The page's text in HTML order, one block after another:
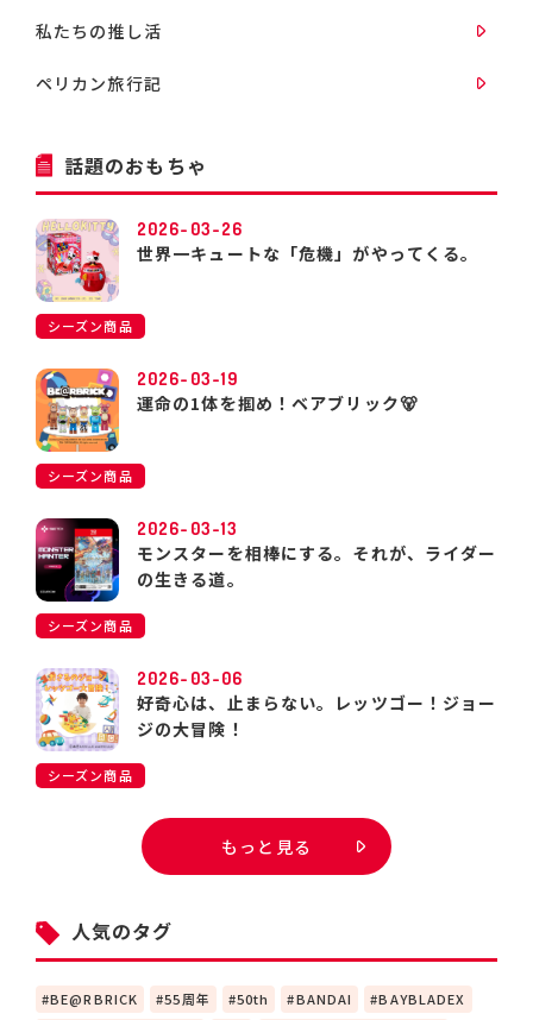
私たちの推し活
ペリカン旅行記
話題のおもちゃ
2026-03-26
世界一キュートな「危機」がやってくる。
シーズン商品
2026-03-19
運命の1体を掴め！ベアブリック🐻
シーズン商品
2026-03-13
モンスターを相棒にする。それが、ライダー
の生きる道。
シーズン商品
2026-03-06
好奇心は、止まらない。レッツゴー！ジョー
ジの大冒険！
シーズン商品
もっと見る
人気のタグ
BE@RBRICK 55周年 50th BANDAI
BAYBLADEX